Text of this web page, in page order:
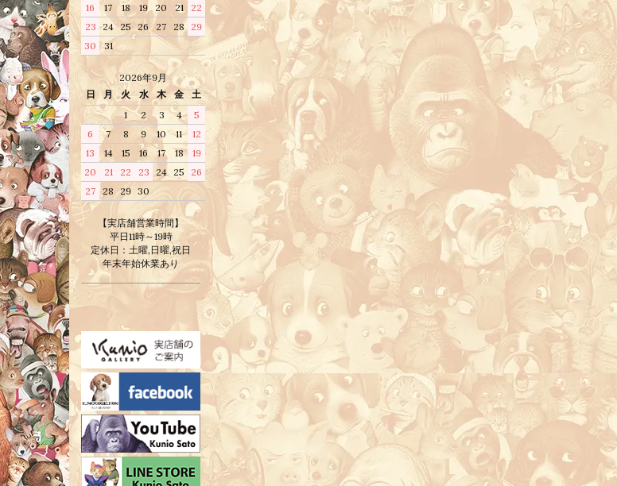
16
17 18 19 20 21
22
23
24 25 26 27 28
29
30
31
2026年9月
日
月 火 水 木 金
土
1
2 3 4
5
6
7 8 9 10 11
12
13
14 15 16 17 18
19
20
21 22 23 24 25
26
27
28 29 30
【実店舗営業時間】
平日11時～19時
定休日：土曜,日曜,祝日
年末年始休業あり